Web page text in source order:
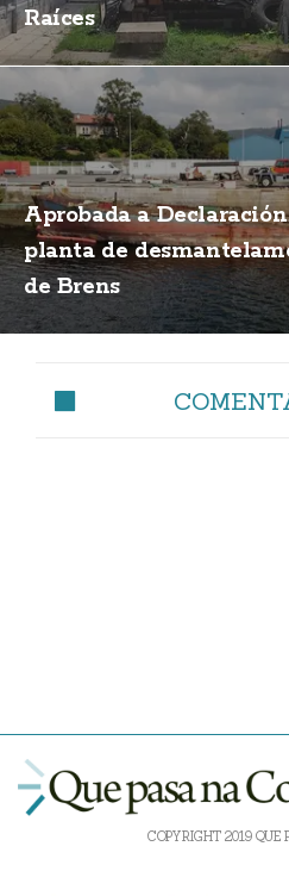
Raíces
Aprobada a
planta de
de Brens
COPYRIGHT 2019 QUE